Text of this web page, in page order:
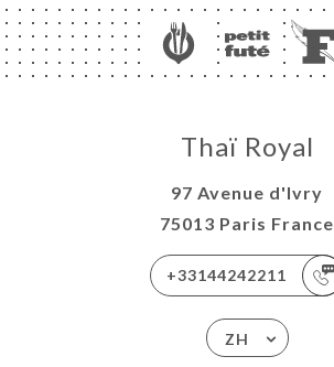
Thaï Royal
97 Avenue d'Ivry
75013 Paris France
+33144242211
ZH